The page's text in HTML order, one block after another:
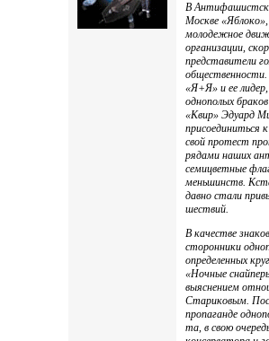
В
Москве
молодежное
организации,
представители
общественности.
«Я+Я» и ее
однополых
«Квир» Эдуард
присоединиться
свой протест
рядами наших
семицветные
меньшинств.
давно стали
шествий.
В качестве
сторонники
определенных
«Ночные
выяснением
Стариковым.
пропаганде
та, в свою